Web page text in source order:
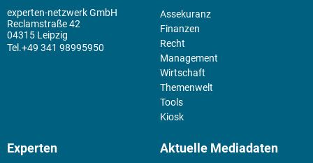
experten-netzwerk GmbH
Reclamstraße 42
04315 Leipzig
+49 341 98995950
Assekuranz
Finanzen
Recht
Management
Wirtschaft
Themenwelt
Tools
Kiosk
Experten Aktuelle Mediadaten